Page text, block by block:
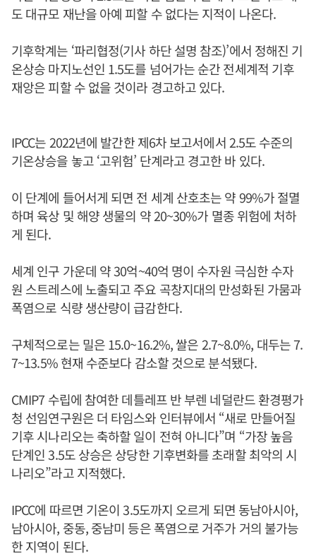
도 대규모 재난을 아예 피할 수 없다는 지적이 나온다.
기후학계는 ‘파리협정(기사 하단 설명 참조)’에서 정해진 기
온상승 마지노선인 1.5도를 넘어가는 순간 전세계적 기후
재앙은 피할 수 없을 것이라 경고하고 있다.
IPCC는 2022년에 발간한 제6차 보고서에서 2.5도 수준의
기온상승을 놓고 ‘고위험’ 단계라고 경고한 바 있다.
이 단계에 들어서게 되면 전 세계 산호초는 약 99%가 절멸
하며 육상 및 해양 생물의 약 20~30%가 멸종 위험에 처하
게 된다.
세계 인구 가운데 약 30억~40억 명이 수자원 극심한 수자
원 스트레스에 노출되고 주요 곡창지대의 만성화된 가뭄과
폭염으로 식량 생산량이 급감한다.
구체적으로는 밀은 15.0~16.2%, 쌀은 2.7~8.0%, 대두는 7.
7~13.5% 현재 수준보다 감소할 것으로 분석됐다.
CMIP7 수립에 참여한 데틀레프 반 부렌 네덜란드 환경평가
청 선임연구원은 더 타임스와 인터뷰에서 “새로 만들어질
기후 시나리오는 축하할 일이 전혀 아니다”며 “가장 높음
단계인 3.5도 상승은 상당한 기후변화를 초래할 최악의 시
나리오”라고 지적했다.
IPCC에 따르면 기온이 3.5도까지 오르게 되면 동남아시아,
남아시아, 중동, 중남미 등은 폭염으로 거주가 거의 불가능
한 지역이 된다.